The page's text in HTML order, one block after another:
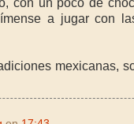
con un poco de
a jugar con
mexicanas,